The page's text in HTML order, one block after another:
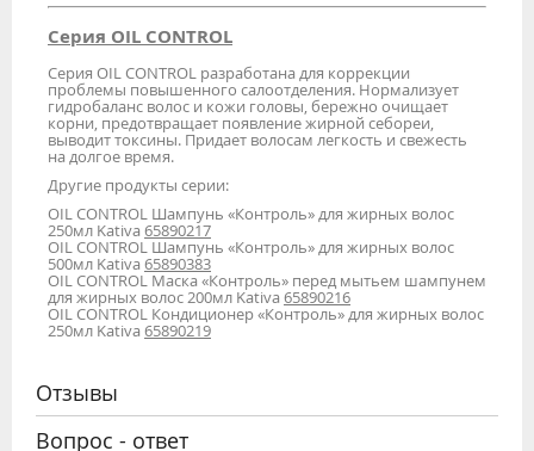
Серия OIL CONTROL
Серия OIL CONTROL разработана для коррекции
проблемы повышенного салоотделения. Нормализует
гидробаланс волос и кожи головы, бережно очищает
корни, предотвращает появление жирной себореи,
выводит токсины. Придает волосам легкость и свежесть
на долгое время.
Другие продукты серии:
OIL CONTROL Шампунь «Контроль» для жирных волос
250мл Kativa 65890217
OIL CONTROL Шампунь «Контроль» для жирных волос
500мл Kativa 65890383
OIL CONTROL Маска «Контроль» перед мытьем шампунем
для жирных волос 200мл Kativa 65890216
OIL CONTROL Кондиционер «Контроль» для жирных волос
250мл Kativa 65890219
Отзывы
Вопрос - ответ